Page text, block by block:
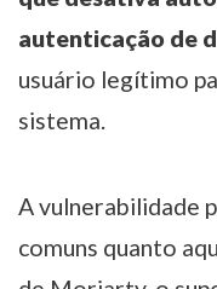
autenticação de
usuário legítimo
sistema.
A vulnerabilidade
comuns quanto